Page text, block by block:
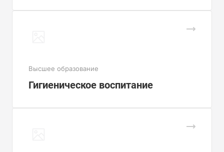
Высшее образование
Гигиеническое воспитание